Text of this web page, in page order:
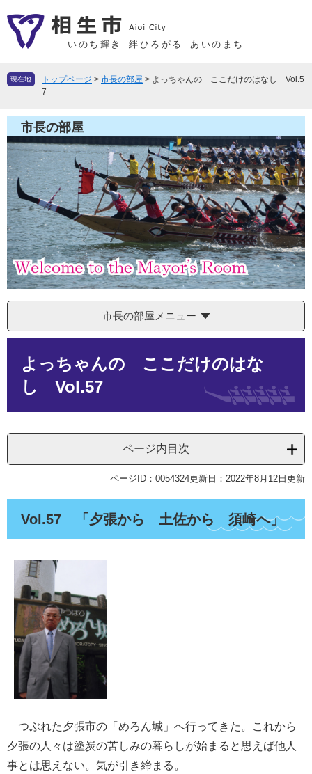
ー
先
。
ニ
を
て
本
文
へ
いのち輝き 絆ひろがる あいのまち
現在地 トップページ > 市長の部屋 > よっちゃんの ここだけのはなし Vol.5
7
市長の部屋
市長の部屋メニュー
よっちゃんの ここだけのはな
し Vol.57
ページ内目次
ページID：0054324更新日：2022年8月12日更新
Vol.57 「夕張から 土佐から 須崎へ」
つぶれた夕張市の「めろん城」へ行ってきた。これから
夕張の人々は塗炭の苦しみの暮らしが始まると思えば他人
事とは思えない。気が引き締まる。